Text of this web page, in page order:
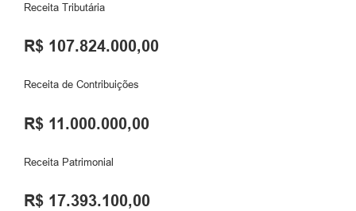
Receita Tributária
R$ 107.824.000,00
Receita de Contribuições
R$ 11.000.000,00
Receita Patrimonial
R$ 17.393.100,00